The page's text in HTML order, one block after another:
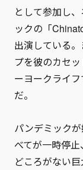
として参加し
ックの「
出演している
プを彼のカセ
ーヨークライ
だ。
パンデミック
べてが一時停
どころがない